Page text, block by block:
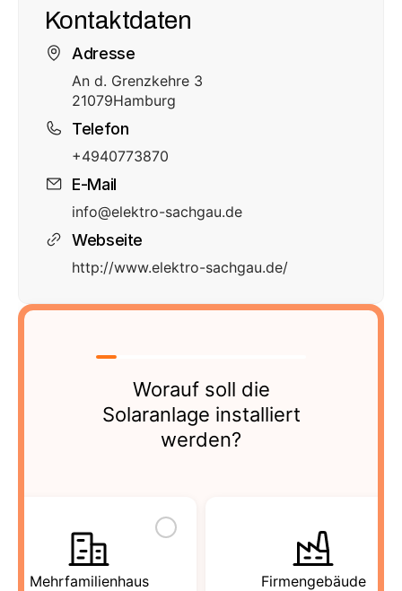
Kontaktdaten
Adresse
An d. Grenzkehre 3
21079Hamburg
Telefon
+4940773870
E-Mail
info@elektro-sachgau.de
Webseite
http://www.elektro-sachgau.de/
Worauf soll die
Solaranlage installiert
werden?
Mehrfamilienhaus Firmengebäude